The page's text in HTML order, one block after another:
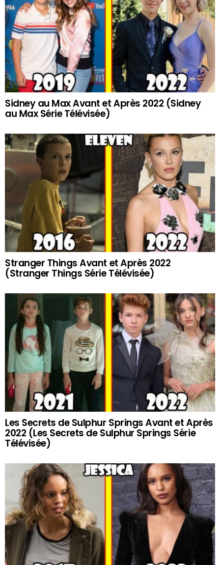
Sidney au Max Avant et Après 2022 (Sidney
au Max Série Télévisée)
Stranger Things Avant et Après 2022
(Stranger Things Série Télévisée)
Les Secrets de Sulphur Springs Avant et Après
2022 (Les Secrets de Sulphur Springs Série
Télévisée)